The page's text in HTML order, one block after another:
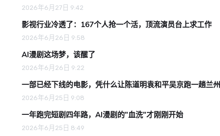
2026年6月27日 9:42
影视行业冷透了：167个人抢一个活，顶流演员台上求工作
2026年6月26日 9:58
AI漫剧这场梦，该醒了
2026年6月26日 9:22
一部已经下线的电影，凭什么让陈道明袁和平吴京跑一趟兰
2026年6月25日 9:08
一年跑完短剧四年路，AI漫剧的"血洗"才刚刚开始
2026年6月25日 8:49